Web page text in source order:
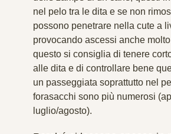
nel pelo tra le dita e se non
possono penetrare nella cute a
provocando ascessi anche
questo si consiglia di tenere
alle dita e di controllare bene
un passeggiata soprattutto nel
forasacchi sono più numerosi
luglio/agosto).